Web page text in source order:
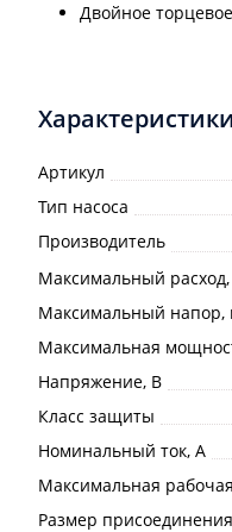
Двойное
Характеристики
Артикул
Тип насоса
Производитель
Максимальный
Максимальный напор,
Максимальная
Напряжение, В
Класс защиты
Номинальный ток, А
Максимальная
Размер